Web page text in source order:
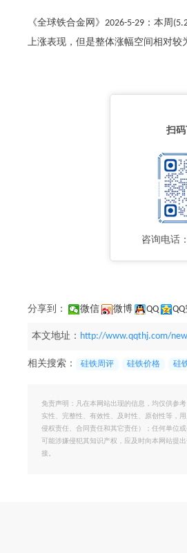
《全球铁合金网》2026-5-29：本周
上涨表现，但是整体涨幅空间相对较
扫码
咨询电话
分享到： 微信 微博 QQ
本文地址： http://www.qqthj.com/
相关搜索： 硅铁周评 硅铁价格 硅
免责声明：凡在本网站出现的信息，均仅供参
实性、完整性、有效性、及时性、原创性等，
侵权责任、合同责任和其它责任）；任何单位
可能涉嫌侵犯其知识产权，应及时向本网站提
接。